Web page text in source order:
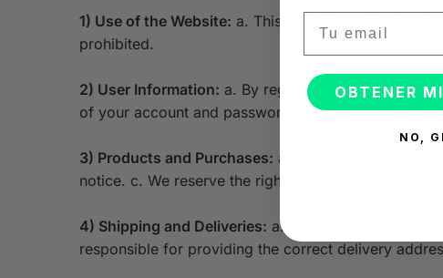
1) Use of the Website: a. This website is intended
prohibited.
2) User Information: a. By registering on our site,
of your account and password. c. You accept
3) Products and Purchases: a. Products are sold
notice. c. We reserve the right to limit the quantities
4) Shipping and Deliveries: a. We strive to make
responsible for providing the correct delivery
OBTENER
NO,